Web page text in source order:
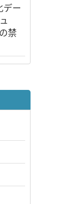
デー
禁